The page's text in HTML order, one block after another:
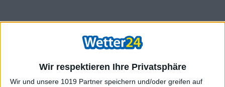
Wir respektieren Ihre Privatsphäre
Wir und unsere 1019 Partner speichern und/oder greifen auf